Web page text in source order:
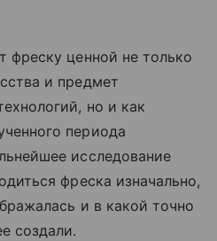
фреску ценной не только
и предмет
но и как
периода
исследование
фреска изначально,
и в какой точно
создали.